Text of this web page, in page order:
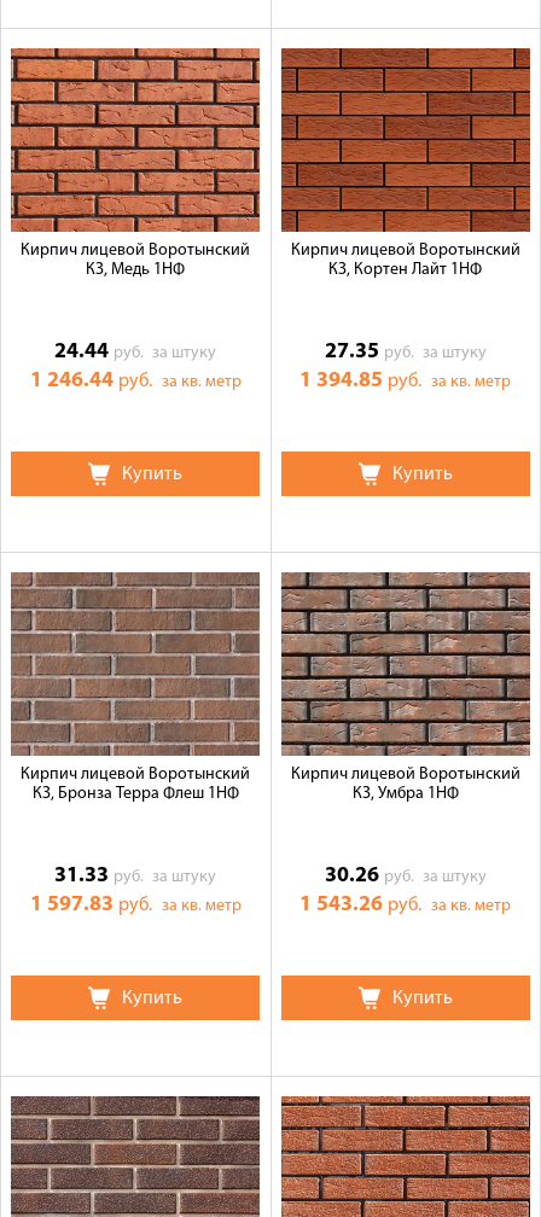
Кирпич лицевой Воротынский
КЗ, Медь 1НФ
24.44 руб.за штуку
1 246.44 руб. за кв. метр
Купить
Кирпич лицевой Воротынский
КЗ, Кортен Лайт 1НФ
27.35 руб. за штуку
1 394.85 руб.за кв. метр
Купить
Кирпич лицевой Воротынский
КЗ, Бронза Терра Флеш 1НФ
31.33 руб.за штуку
1 597.83 руб. за кв. метр
Купить
Кирпич лицевой Воротынский
КЗ, Умбра 1НФ
30.26 руб. за штуку
1 543.26 руб.за кв. метр
Купить